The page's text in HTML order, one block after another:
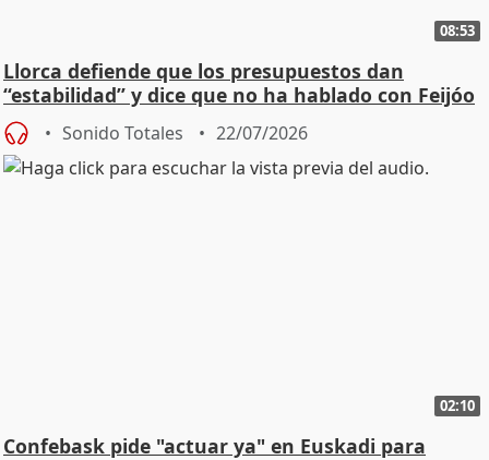
08:53
Llorca defiende que los presupuestos dan
“estabilidad” y dice que no ha hablado con Feijóo
Sonido Totales 22/07/2026
02:10
Confebask pide "actuar ya" en Euskadi para